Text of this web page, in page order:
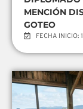
MENCIÓN
GOTEO
FECHA